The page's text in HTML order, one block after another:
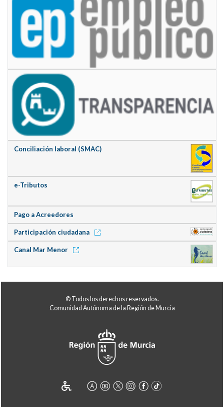
Conciliación laboral (SMAC)
e-Tributos
Pago a Acreedores
Participación ciudadana
Canal Mar Menor
© Todos los derechos reservados.
Comunidad Autónoma de la Región de Murcia